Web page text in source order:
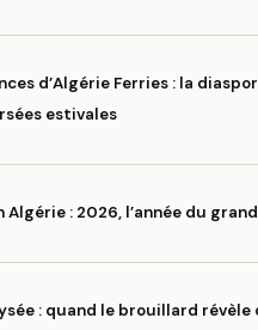
d’Algérie Ferries : la
estivales
Algérie : 2026, l’année du
: quand le brouillard révèle